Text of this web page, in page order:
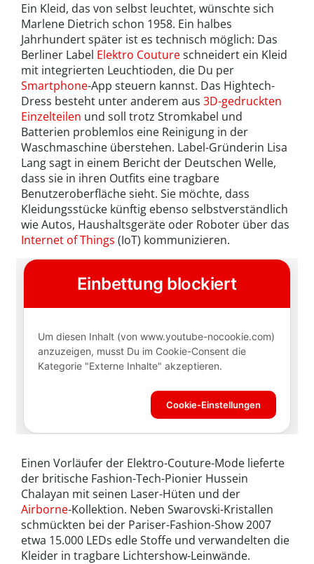
Ein Kleid, das von selbst leuchtet, wünschte sich
Marlene Dietrich schon 1958. Ein halbes
Jahrhundert später ist es technisch möglich: Das
Berliner Label Elektro Coutureschneidert ein Kleid
mit integrierten Leuchtioden, die Du per
Smartphone-App steuern kannst. Das Hightech-
Dress besteht unter anderem aus 3D-gedruckten
Einzelteilen und soll trotz Stromkabel und
Batterien problemlos eine Reinigung in der
Waschmaschine überstehen. Label-Gründerin Lisa
Lang sagt in einem Bericht der Deutschen Welle,
dass sie in ihren Outfits eine tragbare
Benutzeroberfläche sieht. Sie möchte, dass
Kleidungsstücke künftig ebenso selbstverständlich
wie Autos, Haushaltsgeräte oder Roboter über das
Internet of Things (IoT) kommunizieren.
Einen Vorläufer der Elektro-Couture-Mode lieferte
der britische Fashion-Tech-Pionier Hussein
Chalayan mit seinen Laser-Hüten und der
Airborne-Kollektion. Neben Swarovski-Kristallen
schmückten bei der Pariser-Fashion-Show 2007
etwa 15.000 LEDs edle Stoffe und verwandelten die
Kleider in tragbare Lichtershow-Leinwände.